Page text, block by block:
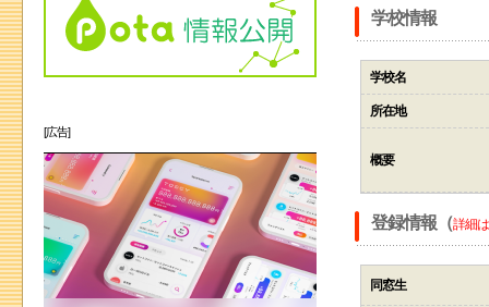
学校情報
学校名
所在地
概要
登録情報（詳細
同窓生
[広告]